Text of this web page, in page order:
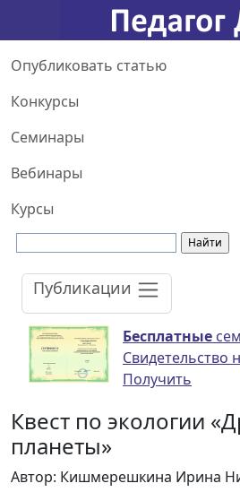
Опубликовать статью
Конкурсы
Семинары
Вебинары
Курсы
Публикации
Бесплатные
Свидетельство
Получить
Квест по экологии
планеты»
Автор: Кишмерешкина Ирина